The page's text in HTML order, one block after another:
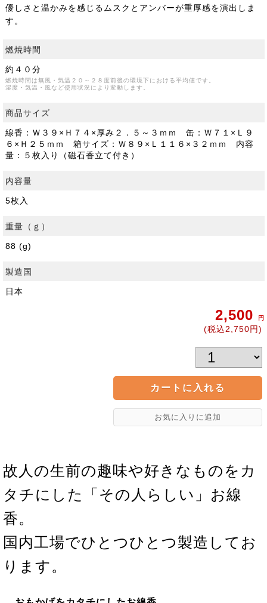
優しさと温かみを感じるムスクとアンバーが重厚感を演出しま
す。
燃焼時間
約４０分
燃焼時間は無風・気温２０～２８度前後の環境下における平均値です。
湿度・気温・風など使用状況により変動します。
商品サイズ
線香：Ｗ３９×Ｈ７４×厚み２．５～３ｍｍ 缶：Ｗ７１×Ｌ９
６×Ｈ２５ｍｍ 箱サイズ：Ｗ８９×Ｌ１１６×３２ｍｍ 内容
量：５枚入り（磁石香立て付き）
内容量
5枚入
重量（ｇ）
88 (g)
製造国
日本
2,500 円
(税込2,750円)
故人の生前の趣味や好きなものをカ
タチにした「その人らしい」お線
香。
国内工場でひとつひとつ製造してお
ります。